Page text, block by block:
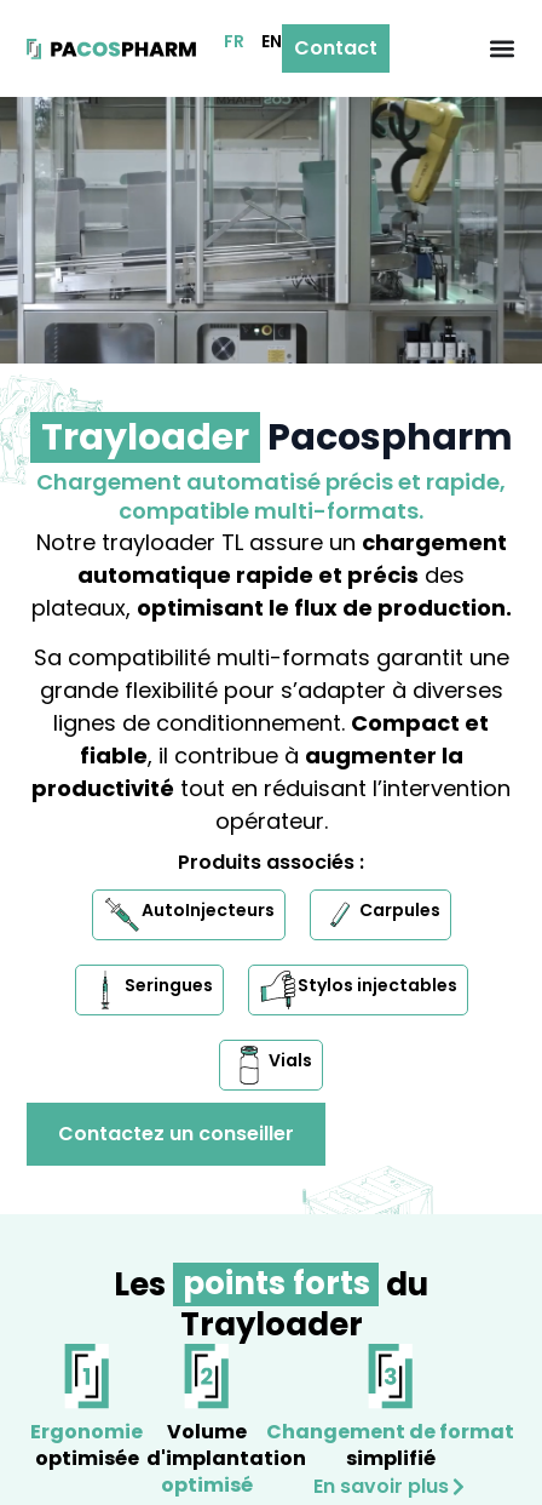
Contact
FR EN
Trayloader Pacospharm
Chargement automatisé précis et rapide,
compatible multi-formats.
Notre trayloader TL assure un chargement
automatique rapide et précis des
plateaux, optimisant le flux de production.
Sa compatibilité multi-formats garantit une
grande flexibilité pour s’adapter à diverses
lignes de conditionnement. Compact et
fiable, il contribue à augmenter la
productivité tout en réduisant l’intervention
opérateur.
Produits associés :
AutoInjecteurs Carpules
Seringues Stylos injectables
Vials
Contactez un conseiller
Les points forts du
Trayloader
Ergonomie
optimisée
Volume
d'implantation
optimisé
Changement de format
simplifié
En savoir plus